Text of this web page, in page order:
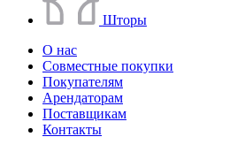
Шторы
О нас
Совместные покупки
Покупателям
Арендаторам
Поставщикам
Контакты